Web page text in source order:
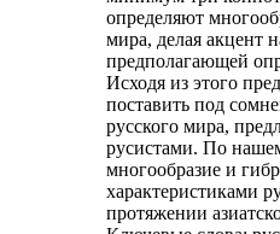
определяют
мира, делая акцент
предполагающей
Исходя из этого
поставить под
русского мира,
русистами. По
многообразие и
характеристиками
протяжении